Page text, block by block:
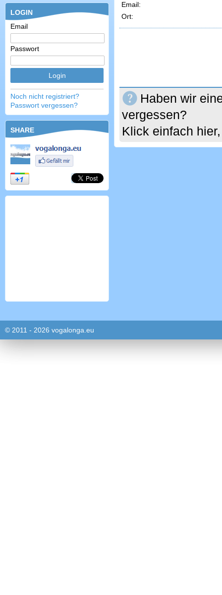
LOGIN
Email
Passwort
Noch nicht registriert?
Passwort vergessen?
SHARE
Email:
Ort:
Haben wir
vergessen?
Klick einfach
© 2011 - 2026 vogalonga.eu